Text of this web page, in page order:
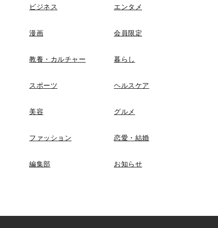
ビジネス エンタメ
漫画 会員限定
教養・カルチャー 暮らし
スポーツ ヘルスケア
美容 グルメ
ファッション 恋愛・結婚
編集部 お知らせ